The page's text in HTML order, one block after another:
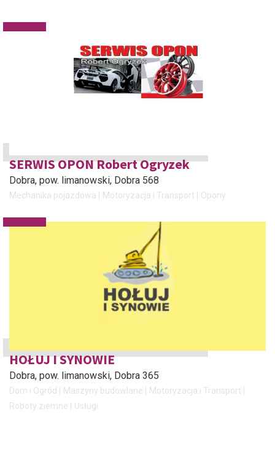
SERWIS OPON Robert Ogryzek
Dobra, pow. limanowski, Dobra 568
Mechanika pojazdowa Motoryzacja i Transport Opony
HOŁUJ I SYNOWIE
Dobra, pow. limanowski, Dobra 365
Dom i Ogród Maszyny budowlane
Motoryzacja i Transport
Roboty ziemne
Usługi